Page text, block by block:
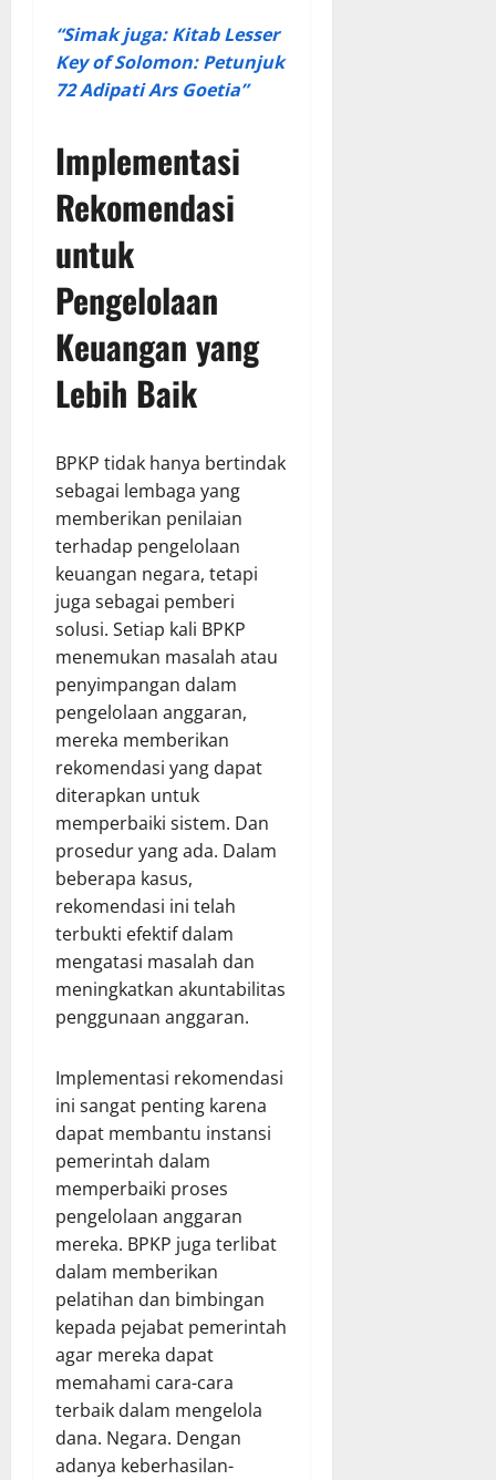
“Simak juga: Kitab Lesser
Key of Solomon: Petunjuk
72 Adipati Ars Goetia”
Implementasi
Rekomendasi
untuk
Pengelolaan
Keuangan yang
Lebih Baik
BPKP tidak hanya bertindak
sebagai lembaga yang
memberikan penilaian
terhadap pengelolaan
keuangan negara, tetapi
juga sebagai pemberi
solusi. Setiap kali BPKP
menemukan masalah atau
penyimpangan dalam
pengelolaan anggaran,
mereka memberikan
rekomendasi yang dapat
diterapkan untuk
memperbaiki sistem. Dan
prosedur yang ada. Dalam
beberapa kasus,
rekomendasi ini telah
terbukti efektif dalam
mengatasi masalah dan
meningkatkan akuntabilitas
penggunaan anggaran.
Implementasi rekomendasi
ini sangat penting karena
dapat membantu instansi
pemerintah dalam
memperbaiki proses
pengelolaan anggaran
mereka. BPKP juga terlibat
dalam memberikan
pelatihan dan bimbingan
kepada pejabat pemerintah
agar mereka dapat
memahami cara-cara
terbaik dalam mengelola
dana. Negara. Dengan
adanya keberhasilan-